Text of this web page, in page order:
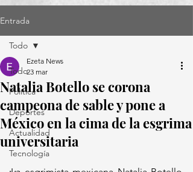
Entrada
Todo
Política
Deportes
Actualidad
Tecnología
Todo
Natalia Botello se corona
campeona de sable y pone a
México en la cima de la esgrima
universitaria
Ezeta News
23 mar